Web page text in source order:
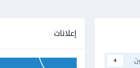
4
إعلانات